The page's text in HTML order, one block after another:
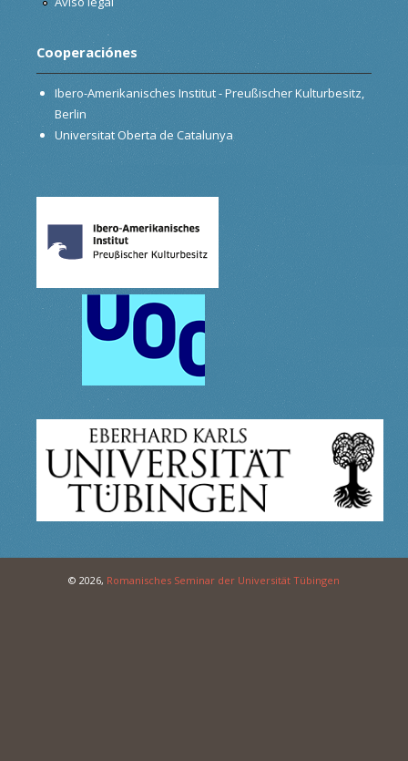
Cooperaciónes
Ibero-Amerikanisches Institut - Preußischer Kulturbesitz,
Berlin
Universitat Oberta de Catalunya
© 2026, Romanisches Seminar der Universität Tübingen